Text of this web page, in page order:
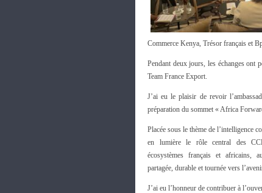
Commerce Kenya, Trésor français et
Pendant deux jours, les échanges ont
Team France Export.
J’ai eu le plaisir de revoir
préparation du sommet « Africa
Placée sous le thème de l’intelligence
en lumière le rôle central des
écosystèmes français et africains,
partagée, durable et tournée vers
J’ai eu l’honneur de contribuer à